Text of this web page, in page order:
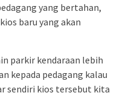
yang bertahan,
baru yang akan
parkir kendaraan lebih
kepada pedagang kalau
sendiri kios tersebut kita